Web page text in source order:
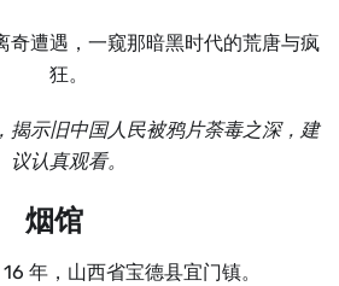
奇遭遇，一窥那暗黑时代的荒唐与疯
狂。
揭示旧中国人民被鸦片荼毒之深，建
议认真观看。
烟馆
年，山西省宝德县宜门镇。